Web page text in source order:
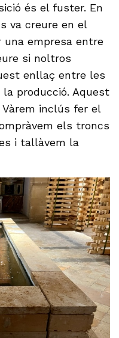
és el fuster. En
va creure en el
una empresa entre
si noltros
enllaç entre les
producció. Aquest
inclús fer el
els troncs
i tallàvem la